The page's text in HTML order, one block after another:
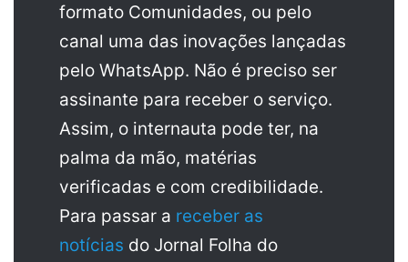
formato Comunidades, ou pelo
canal uma das inovações lançadas
pelo WhatsApp. Não é preciso ser
assinante para receber o serviço.
Assim, o internauta pode ter, na
palma da mão, matérias
verificadas e com credibilidade.
Para passar a receber as
notícias do Jornal Folha do